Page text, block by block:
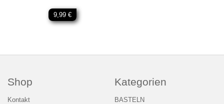
9,99 €
Shop
Kontakt
Kategorien
BASTELN